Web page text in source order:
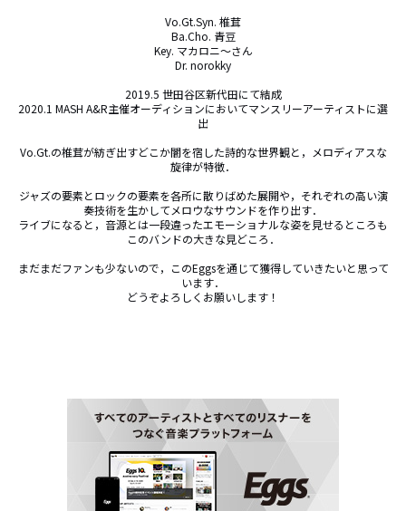
Vo.Gt.Syn. 椎茸
Ba.Cho. 青豆
Key. マカロニ〜さん
Dr. norokky
2019.5 世田谷区新代田にて結成
2020.1 MASH A&R主催オーディションにおいてマンスリーアーティストに選
出
Vo.Gt.の椎茸が紡ぎ出すどこか闇を宿した詩的な世界観と，メロディアスな
旋律が特徴．
ジャズの要素とロックの要素を各所に散りばめた展開や，それぞれの高い演
奏技術を生かしてメロウなサウンドを作り出す．
ライブになると，音源とは一段違ったエモーショナルな姿を見せるところも
このバンドの大きな見どころ．
まだまだファンも少ないので，このEggsを通じて獲得していきたいと思って
います．
どうぞよろしくお願いします！